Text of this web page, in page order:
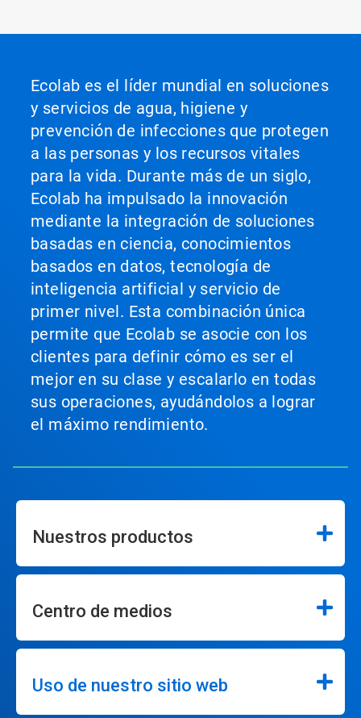
Ecolab es el líder mundial en soluciones
y servicios de agua, higiene y
prevención de infecciones que protegen
a las personas y los recursos vitales
para la vida. Durante más de un siglo,
Ecolab ha impulsado la innovación
mediante la integración de soluciones
basadas en ciencia, conocimientos
basados en datos, tecnología de
inteligencia artificial y servicio de
primer nivel. Esta combinación única
permite que Ecolab se asocie con los
clientes para definir cómo es ser el
mejor en su clase y escalarlo en todas
sus operaciones, ayudándolos a lograr
el máximo rendimiento.
Nuestros productos
Centro de medios
Uso de nuestro sitio web